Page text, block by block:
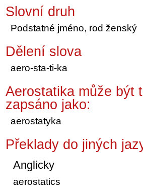
Slovní druh
Podstatné jméno, rod ženský
Dělení slova
aero-sta-ti-ka
Aerostatika může být
zapsáno jako:
aerostatyka
Překlady do jiných
Anglicky
aerostatics